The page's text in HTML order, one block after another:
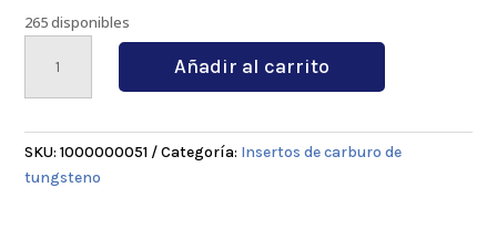
265 disponibles
G60PYB
201
Añadir al carrito
SKU:1000000051 Categoría: Insertos de carburo de
tungsteno